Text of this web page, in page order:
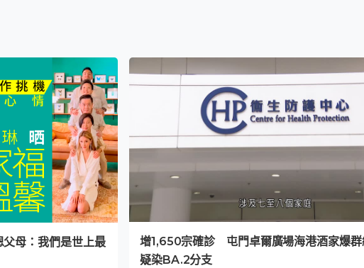
母：我們是世上最
增1,650宗確診 屯門卓爾廣場海港酒家爆
疑染BA.2分支